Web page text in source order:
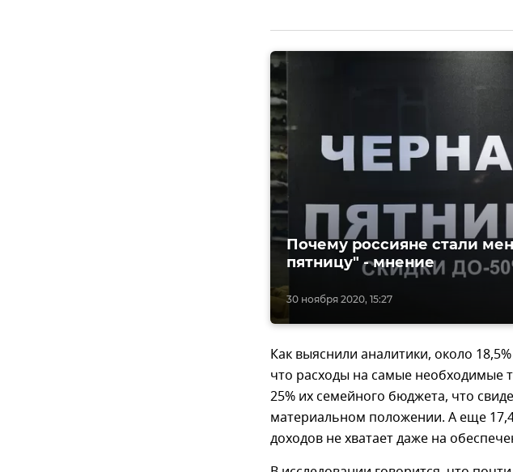
30 ноября 2020, 15:27
Почему россияне стали
пятницу" - мнение
Как выяснили аналитики, около
что расходы на самые необходимые
25% их семейного бюджета, что
материальном положении. А еще
доходов не хватает даже на